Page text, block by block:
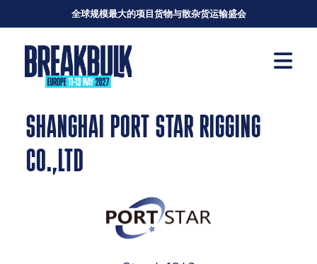
全球规模最大的项目货物与散杂货运输盛会
SHANGHAI PORT STAR RIGGING
CO.,LTD